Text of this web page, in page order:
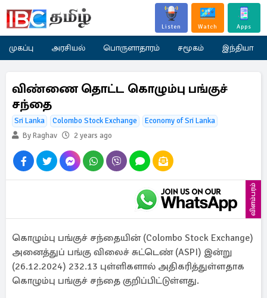
Listen Watch Apps
முகப்பு அரசியல் பொருளாதாரம் சமூகம் இந்தியா
விண்ணை தொட்ட கொழும்பு பங்குச்
சந்தை
Sri Lanka Colombo Stock Exchange
Economy of Sri Lanka
By Raghav
2 years ago
விளம்பரம்
கொழும்பு பங்குச் சந்தையின் (Colombo Stock Exchange)
அனைத்துப் பங்கு விலைச் சுட்டெண் (ASPI) இன்று
(26.12.2024) 232.13 புள்ளிகளால் அதிகரித்துள்ளதாக
கொழும்பு பங்குச் சந்தை குறிப்பிட்டுள்ளது.